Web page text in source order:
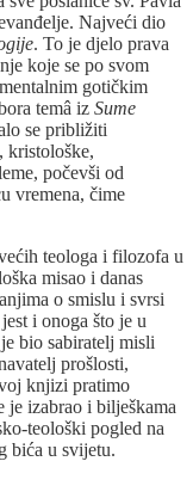
Najveći dio
. To je djelo prava
koje se po svom
gotičkim
temâ iz Sume
se približiti
kristološke,
počevši od
vremena, čime
teologa i filozofa u
misao i danas
o smislu i svrsi
i onoga što je u
bio sabiratelj misli
prošlosti,
knjizi pratimo
izabrao i bilješkama
teološki pogled na
bića u svijetu.